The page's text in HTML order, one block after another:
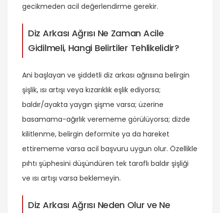
gecikmeden acil değerlendirme gerekir.
Diz Arkası Ağrısı Ne Zaman Acile
Gidilmeli, Hangi Belirtiler Tehlikelidir?
Ani başlayan ve şiddetli diz arkası ağrısına belirgin
şişlik, ısı artışı veya kızarıklık eşlik ediyorsa;
baldır/ayakta yaygın şişme varsa; üzerine
basamama-ağırlık verememe görülüyorsa; dizde
kilitlenme, belirgin deformite ya da hareket
ettirememe varsa acil başvuru uygun olur. Özellikle
pıhtı şüphesini düşündüren tek taraflı baldır şişliği
ve ısı artışı varsa beklemeyin.
Diz Arkası Ağrısı Neden Olur ve Ne